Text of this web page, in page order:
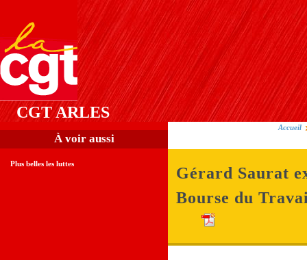
CGT ARLES
Accueil
Gérard Saurat
Bourse du
À voir aussi
Plus belles les luttes